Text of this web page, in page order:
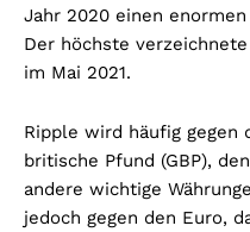
Jahr 2020 einen
Der höchste
im Mai 2021.
Ripple wird häufig gegen
britische Pfund (GBP),
andere wichtige
jedoch gegen den Euro,